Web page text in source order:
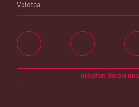
Volotea
Arbeiten Sie bei uns